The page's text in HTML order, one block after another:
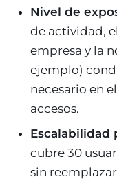
Nivel de
de actividad,
empresa y la
ejemplo)
necesario en
accesos.
Escalabilidad
cubre 30
sin